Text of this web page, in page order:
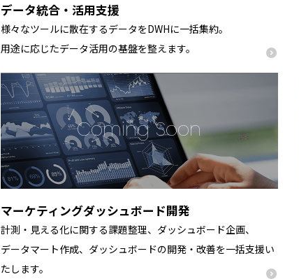
データ統合・活用支援
様々なツールに散在するデータをDWHに一括集約。
用途に応じたデータ活用の基盤を整えます。
マーケティングダッシュボード開発
計測・見える化に関する課題整理、ダッシュボード企画、
データマート作成、ダッシュボードの開発・改善を一括支援い
たします。